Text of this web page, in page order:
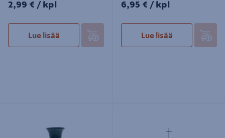
2,99€/kpl
2,99 € / kpl
Lue lisää
6,95€/kpl
6,95 € / kpl
Lue lisää